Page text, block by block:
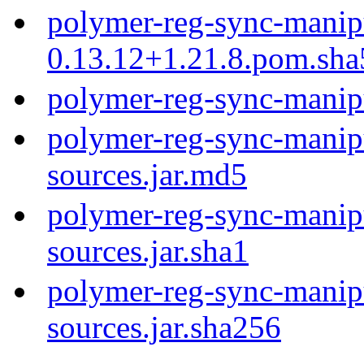
polymer-reg-sync-
polymer-reg-sync-
polymer-reg-sync-
sources.jar.md5
polymer-reg-sync-
sources.jar.sha1
polymer-reg-sync-
sources.jar.sha256